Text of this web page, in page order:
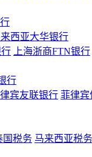
西亚大华银行
上海浙商FTN银行
行
宾友联银行 菲律宾
国税务 马来西亚税务